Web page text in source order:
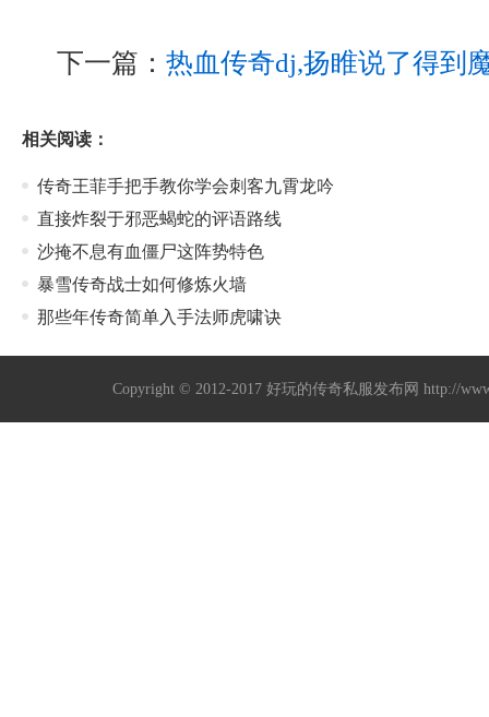
下一篇： 热血传奇dj,扬睢说了得到
相关阅读：
传奇王菲手把手教你学会刺客九霄龙吟
直接炸裂于邪恶蝎蛇的评语路线
沙掩不息有血僵尸这阵势特色
暴雪传奇战士如何修炼火墙
那些年传奇简单入手法师虎啸诀
Copyright © 2012-2017好玩的传奇私服发布网 http://